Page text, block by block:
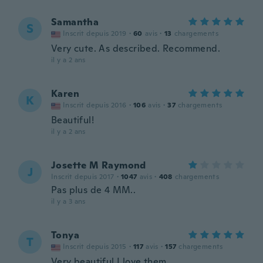
S Samantha
Inscrit depuis 2019 · 60 avis · 13 chargements
Very cute. As described. Recommend.
il y a 2 ans
K Karen
Inscrit depuis 2016 · 106 avis · 37 chargements
Beautiful!
il y a 2 ans
J Josette M Raymond
Inscrit depuis 2017 · 1047 avis · 408 chargements
Pas plus de 4 MM..
il y a 3 ans
T Tonya
Inscrit depuis 2015 · 117 avis · 157 chargements